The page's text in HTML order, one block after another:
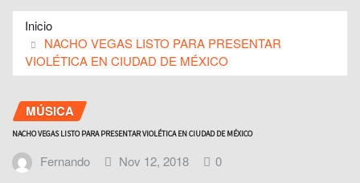
Inicio
NACHO VEGAS LISTO PARA PRESENTAR
VIOLÉTICA EN CIUDAD DE MÉXICO
MÚSICA
NACHO VEGAS LISTO PARA PRESENTAR VIOLÉTICA EN CIUDAD DE MÉXICO
Fernando Nov 12, 2018 0